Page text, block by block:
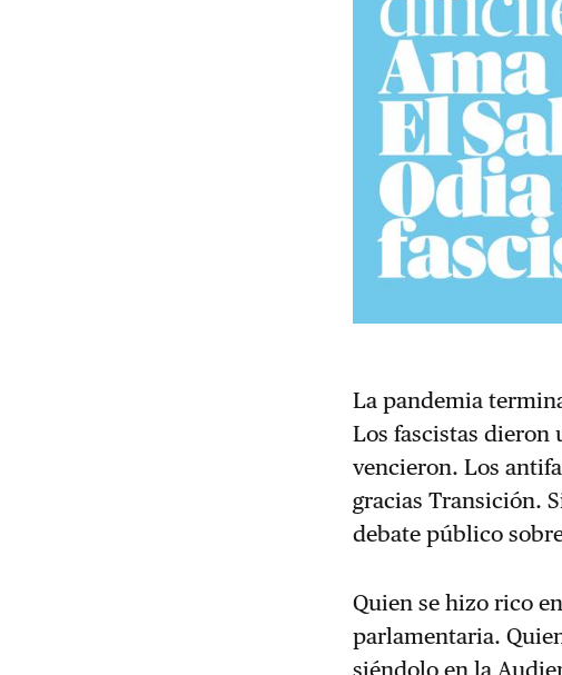
La pandemia
Los fascistas dieron
vencieron. Los
gracias Transición.
debate público
Quien se hizo rico
parlamentaria.
siéndolo en la